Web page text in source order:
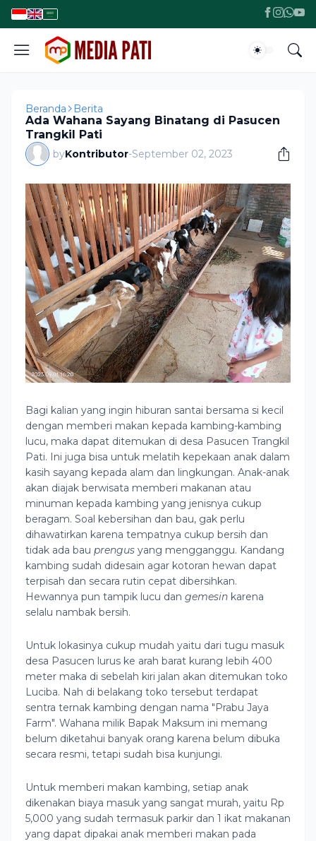
Beranda Berita
Ada Wahana Sayang Binatang di Pasucen
Trangkil Pati
byKontributor-September 02, 2023
Bagi kalian yang ingin hiburan santai bersama si kecil
dengan memberi makan kepada kambing-kambing
lucu, maka dapat ditemukan di desa Pasucen Trangkil
Pati. Ini juga bisa untuk melatih kepekaan anak dalam
kasih sayang kepada alam dan lingkungan. Anak-anak
akan diajak berwisata memberi makanan atau
minuman kepada kambing yang jenisnya cukup
beragam. Soal kebersihan dan bau, gak perlu
dihawatirkan karena tempatnya cukup bersih dan
tidak ada bau prengus yang mengganggu. Kandang
kambing sudah didesain agar kotoran hewan dapat
terpisah dan secara rutin cepat dibersihkan.
Hewannya pun tampik lucu dan gemesin karena
selalu nambak bersih.
Untuk lokasinya cukup mudah yaitu dari tugu masuk
desa Pasucen lurus ke arah barat kurang lebih 400
meter maka di sebelah kiri jalan akan ditemukan toko
Luciba. Nah di belakang toko tersebut terdapat
sentra ternak kambing dengan nama "Prabu Jaya
Farm". Wahana milik Bapak Maksum ini memang
belum diketahui banyak orang karena belum dibuka
secara resmi, tetapi sudah bisa kunjungi.
Untuk memberi makan kambing, setiap anak
dikenakan biaya masuk yang sangat murah, yaitu Rp
5,000 yang sudah termasuk parkir dan 1 ikat makanan
yang dapat dipakai anak memberi makan pada